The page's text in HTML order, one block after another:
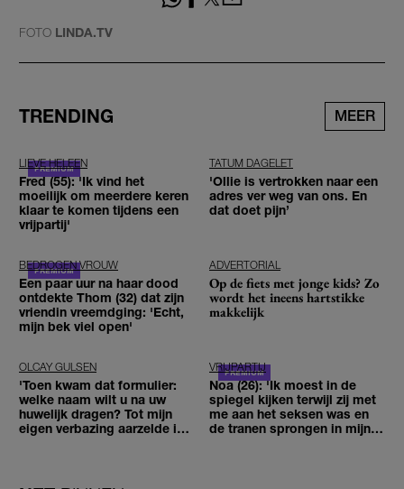
FOTO LINDA.TV
TRENDING MEER
LIEVE HELEEN
Fred (55): 'Ik vind het
moeilijk om meerdere keren
klaar te komen tijdens een
vrijpartij'
TATUM DAGELET
'Ollie is vertrokken naar een
adres ver weg van ons. En
dat doet pijn’
BEDROGEN VROUW
Een paar uur na haar dood
ontdekte Thom (32) dat zijn
vriendin vreemdging: 'Echt,
mijn bek viel open'
ADVERTORIAL
Op de fiets met jonge kids? Zo
wordt het ineens hartstikke
makkelijk
OLCAY GULSEN
'Toen kwam dat formulier:
welke naam wilt u na uw
huwelijk dragen? Tot mijn
eigen verbazing aarzelde ik
VRIJPARTIJ
Noa (26): 'Ik moest in de
spiegel kijken terwijl zij met
me aan het seksen was en
de tranen sprongen in mijn